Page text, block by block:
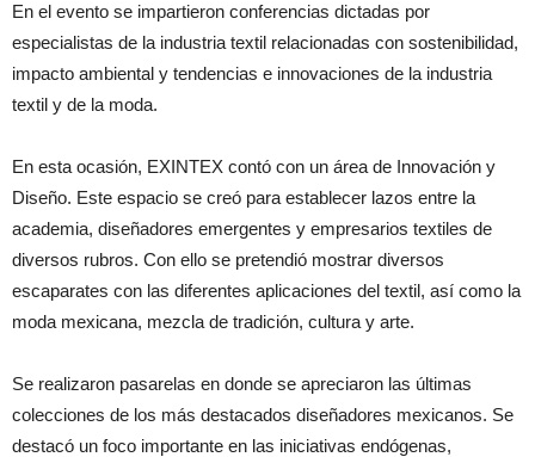
En el evento se impartieron conferencias dictadas por
especialistas de la industria textil relacionadas con sostenibilidad,
impacto ambiental y tendencias e innovaciones de la industria
textil y de la moda.
En esta ocasión, EXINTEX contó con un área de Innovación y
Diseño. Este espacio se creó para establecer lazos entre la
academia, diseñadores emergentes y empresarios textiles de
diversos rubros. Con ello se pretendió mostrar diversos
escaparates con las diferentes aplicaciones del textil, así como la
moda mexicana, mezcla de tradición, cultura y arte.
Se realizaron pasarelas en donde se apreciaron las últimas
colecciones de los más destacados diseñadores mexicanos. Se
destacó un foco importante en las iniciativas endógenas,